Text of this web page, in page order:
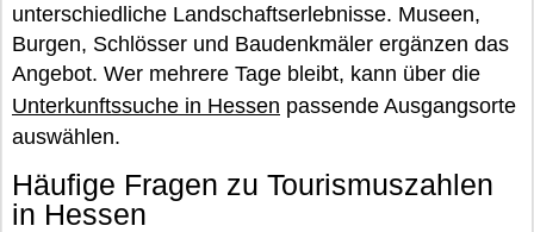
unterschiedliche Landschaftserlebnisse. Museen,
Burgen, Schlösser und Baudenkmäler ergänzen das
Angebot. Wer mehrere Tage bleibt, kann über die
Unterkunftssuche in Hessen passende Ausgangsorte
auswählen.
Häufige Fragen zu Tourismuszahlen
in Hessen